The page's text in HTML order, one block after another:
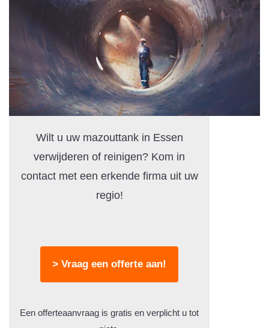
Wilt u uw mazouttank in Essen
verwijderen of reinigen? Kom in
contact met een erkende firma uit uw
regio!
> Vraag een offerte aan!
Een offerteaanvraag is gratis en verplicht u tot